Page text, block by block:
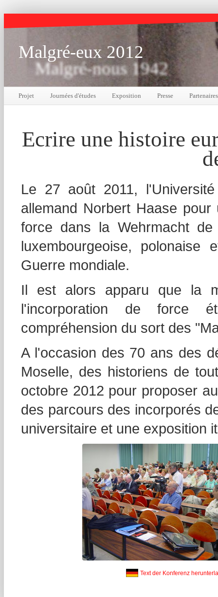
Malgré-eux 2012
Malgré-nous 1942
Projet Journées d'études Exposition Presse Partenaires
Ecrire une histoire
Le 27 août 2011,
allemand Norbert Haase
force dans la Wehrmacht de
luxembourgeoise,
Guerre mondiale.
Il est alors apparu que la
l'incorporation de force
compréhension du sort des
A l'occasion des 70 ans des
Moselle, des historiens de
octobre 2012 pour proposer
des parcours des incorporés
universitaire et une exposition
Text der Konferenz